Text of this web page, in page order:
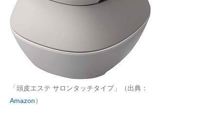
「頭皮エステ サロンタッチタイプ」（出典：
Amazon）